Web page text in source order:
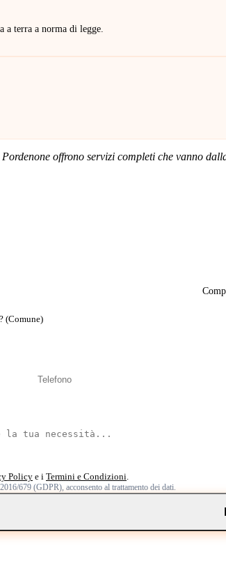
a terra a norma di legge.
offrono servizi completi che vanno
(Comune)
Policy e i Termini e Condizioni.
679 (GDPR), acconsento al trattamento dei dati.